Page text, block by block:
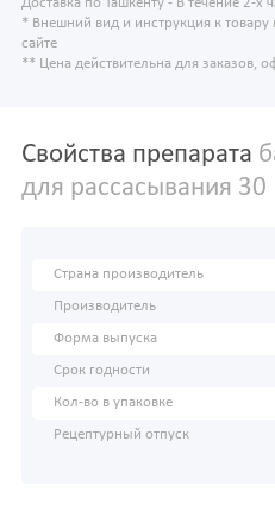
Доставка по Ташкенту - В течение 2-х
* Внешний вид и инструкция к товару
сайте
** Цена действительна для заказов,
Свойства препарата
для рассасывания 30
Страна производитель
Производитель
Форма выпуска
Срок годности
Кол-во в упаковке
Рецептурный отпуск